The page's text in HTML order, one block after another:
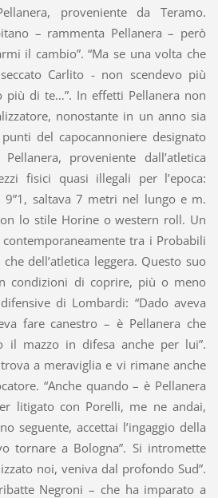
proveniente da Teramo.
– rammenta Pellanera – però
il cambio”. “Ma se una volta che
Carlito - non scendevo più
più di te…”. In effetti Pellanera non
nonostante in un anno sia
del capocannoniere designato
proveniente dall’atletica
fisici quasi illegali per l’epoca:
saltava 7 metri nel lungo e m.
lo stile Horine o western roll. Un
tra i Probabili
dell’atletica leggera. Questo suo
condizioni di coprire, più o meno
di Lombardi: “Dado aveva
fare canestro – è Pellanera che
mazzo in difesa anche per lui”.
a meraviglia e vi rimane anche
“Anche quando – è Pellanera
litigato con Porelli, me ne andai,
seguente, accettai l’ingaggio della
tornare a Bologna”. Si intromette
noi, veniva dal profondo Sud”.
Negroni – che ha imparato a